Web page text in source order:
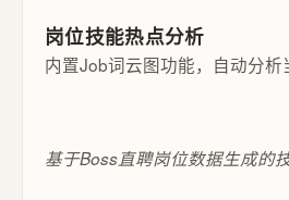
岗位技能热点分析
内置Job词云图功能，自动分
基于Boss直聘岗位数据生成的